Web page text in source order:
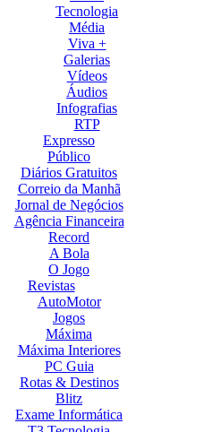
Tecnologia
Média
Viva +
Galerias
Vídeos
Áudios
Infografias
RTP
Expresso
Público
Diários Gratuitos
Correio da Manhã
Jornal de Negócios
Agência Financeira
Record
A Bola
O Jogo
Revistas
AutoMotor
Jogos
Máxima
Máxima Interiores
PC Guia
Rotas & Destinos
Blitz
Exame Informática